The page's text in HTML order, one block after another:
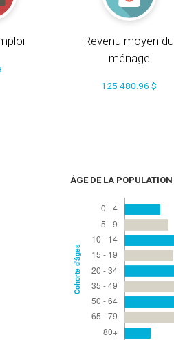
Revenu moyen du
ménage
125 480.96 $
ÂGE DE LA POPULATION